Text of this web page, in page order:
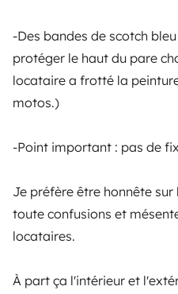
-Des bandes de scotch
protéger le haut du pare
locataire a frotté la
motos.)
-Point important : pas de
Je préfère être honnête
toute confusions et
locataires.
À part ça l'intérieur et
ALUGUER DE
Como funciona?
Alugar uma autocaravana
Primeiros passos de
Ajuda locatário